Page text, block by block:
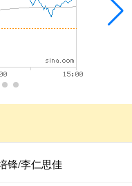
锋/李仁思佳